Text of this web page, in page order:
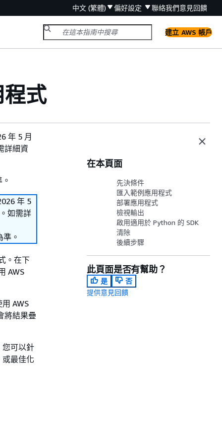
中文 (繁體) 偏好設定 聯絡我們意見回饋
建立 AWS 帳戶
式
年 5 月
詳細資
年 5
如需詳
。
。在下
AWS
AWS
將結果疊
您可以針
或最佳化
在本頁面
先決條件
匯入範例應用程式
部署應用程式
檢視輸出
啟用適用於 Python 的 SDK
清除
後續步驟
此頁面是否有幫助？
是
否
提供意見回饋